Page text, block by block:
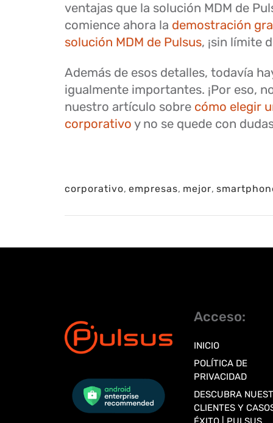
ventajas que la solución MDM de
comience ahora la demostración
solución MDM de Pulsus, ¡sin límite
Además de esos detalles, todavía
igualmente importantes. ¡Por eso,
nuestro artículo sobre cómo elegir
corporativo y no se quede con
corporativo, empresas, mejor,
Acceso:
INICIO
POLÍTICA DE
PRIVACIDAD
DESCUBRA
CLIENTES Y